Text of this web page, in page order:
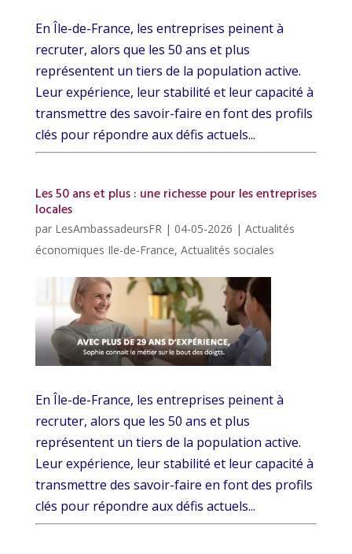
En Île-de-France, les entreprises peinent à
recruter, alors que les 50 ans et plus
représentent un tiers de la population active.
Leur expérience, leur stabilité et leur capacité à
transmettre des savoir-faire en font des profils
clés pour répondre aux défis actuels...
Les 50 ans et plus : une richesse pour les entreprises
locales
par LesAmbassadeursFR| 04-05-2026 | Actualités
économiques Ile-de-France, Actualités sociales
En Île-de-France, les entreprises peinent à
recruter, alors que les 50 ans et plus
représentent un tiers de la population active.
Leur expérience, leur stabilité et leur capacité à
transmettre des savoir-faire en font des profils
clés pour répondre aux défis actuels...